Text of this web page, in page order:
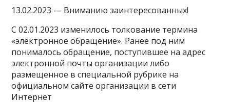
13.02.2023 — Вниманию заинтересованных!
С 02.01.2023 изменилось толкование термина
«электронное обращение». Ранее под ним
понималось обращение, поступившее на адрес
электронной почты организации либо
размещенное в специальной рубрике на
официальном сайте организации в сети
Интернет